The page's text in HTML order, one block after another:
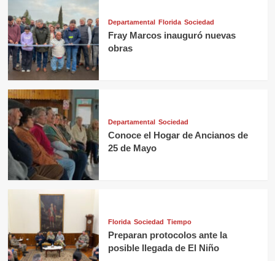
Departamental Florida Sociedad
Fray Marcos inauguró nuevas
obras
Departamental Sociedad
Conoce el Hogar de Ancianos de
25 de Mayo
Florida Sociedad Tiempo
Preparan protocolos ante la
posible llegada de El Niño